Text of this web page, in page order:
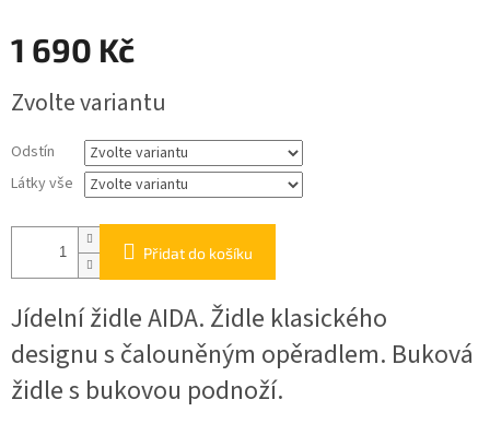
1 690 Kč
cena:
Zvolte variantu
Odstín
Látky vše
Přidat do košíku
Jídelní židle AIDA. Židle klasického
designu s čalouněným opěradlem. Buková
židle s bukovou podnoží.